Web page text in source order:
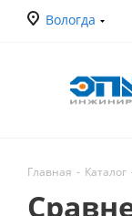
Вологда
Главная - Каталог